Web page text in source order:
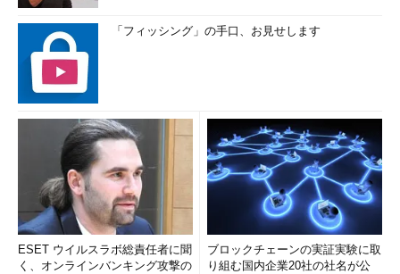
「フィッシング」の手口、お見せします
ESET ウイルスラボ総責任者に聞
く、オンラインバンキング攻撃の
ブロックチェーンの実証実験に取
り組む国内企業20社の社名が公